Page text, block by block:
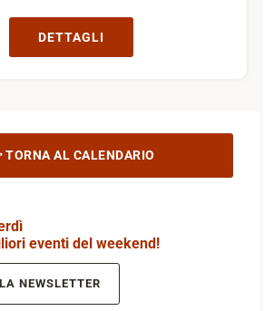
DETTAGLI
TORNA AL CALENDARIO
eventi del weekend!
NEWSLETTER